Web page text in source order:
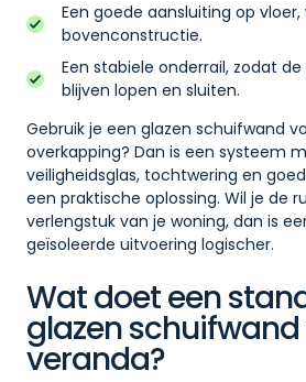
Een goede aansluiting op vloer,
bovenconstructie.
Een stabiele onderrail, zodat
blijven lopen en sluiten.
Gebruik je een glazen schuifwand
overkapping? Dan is een systeem
veiligheidsglas, tochtwering en
een praktische oplossing. Wil je de
verlengstuk van je woning, dan is
geïsoleerde uitvoering logischer.
Wat doet een
glazen
veranda?